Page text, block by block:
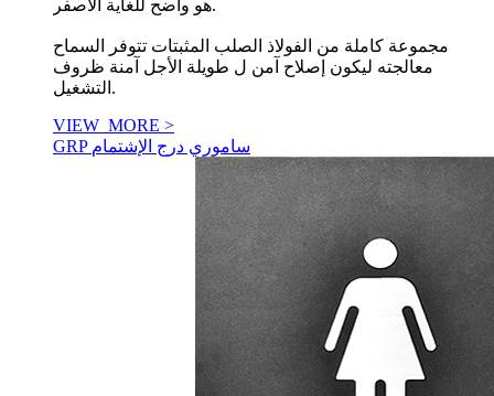
هو واضح للغاية الأصفر.
مجموعة كاملة من الفولاذ الصلب المثبتات تتوفر السماح
معالجته ليكون إصلاح آمن ل طويلة الأجل آمنة ظروف
التشغيل.
VIEW_MORE >
GRP ساموري درج الإشتمام